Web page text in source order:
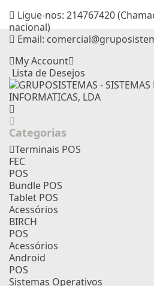
Ligue-nos: 214767420
nacional)
Email:
My Account
Lista de Desejos
Categorias
Terminais POS
FEC
POS
Bundle POS
Tablet POS
Acessórios
BIRCH
POS
Acessórios
Android
POS
Sistemas Operativos